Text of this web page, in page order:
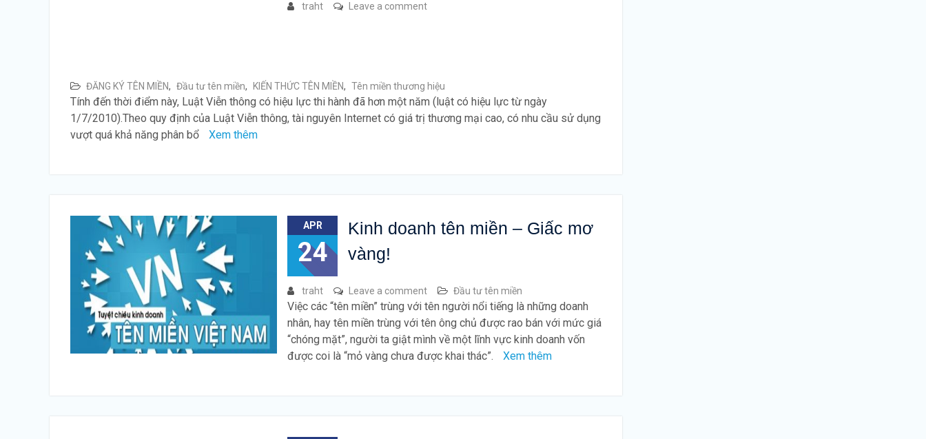
traht Leave a comment
ĐĂNG KÝ TÊN MIỀN, Đầu tư tên miền, KIẾN THỨC TÊN MIỀN, Tên miền thương hiệu
Tính đến thời điểm này, Luật Viễn thông có hiệu lực thi hành đã hơn một năm (luật có hiệu lực từ ngày
1/7/2010).Theo quy định của Luật Viễn thông, tài nguyên Internet có giá trị thương mại cao, có nhu cầu sử dụng
vượt quá khả năng phân bổ
Xem thêm
APR
24
Kinh doanh tên miền – Giấc mơ
vàng!
traht Leave a comment Đầu tư tên miền
Việc các “tên miền” trùng với tên người nổi tiếng là những doanh
nhân, hay tên miền trùng với tên ông chủ được rao bán với mức giá
“chóng mặt”, người ta giật mình về một lĩnh vực kinh doanh vốn
được coi là “mỏ vàng chưa được khai thác”.
Xem thêm